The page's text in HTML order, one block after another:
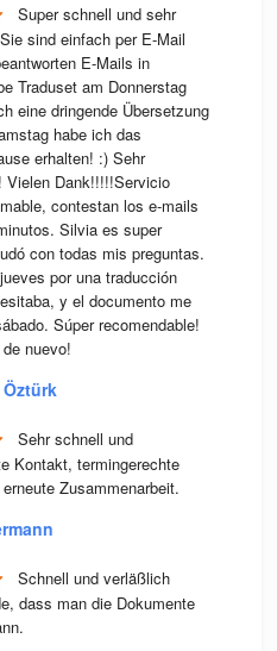
Super schnell und sehr
sind einfach per E-Mail
E-Mails in
Traduset am Donnerstag
eine dringende Übersetzung
habe ich das
erhalten! :) Sehr
Vielen Dank!!!!!Servicio
contestan los e-mails
Silvia es super
con todas mis preguntas.
por una traducción
y el documento me
Súper recomendable!
nuevo!
Sehr schnell und
Kontakt, termingerechte
Zusammenarbeit.
Schnell und verläßlich
dass man die Dokumente